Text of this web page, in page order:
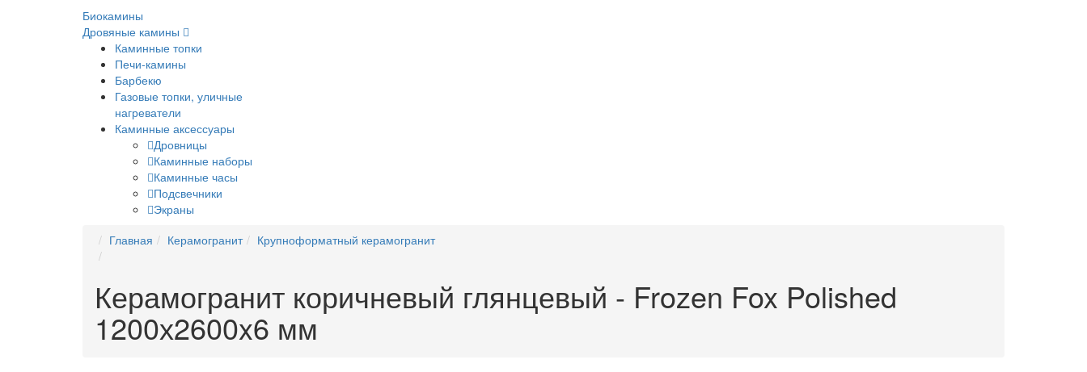
Биокамины
Дровяные камины
Каминные топки
Печи-камины
Барбекю
Газовые топки, уличные
нагреватели
Каминные аксессуары
Дровницы
Каминные наборы
Каминные часы
Подсвечники
Экраны
Главная Керамогранит Крупноформатный керамогранит
Керамогранит коричневый глянцевый - Frozen Fox Polished
1200х2600x6 мм